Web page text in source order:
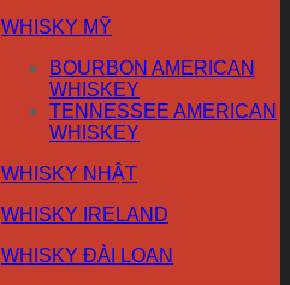
WHISKY MỸ
BOURBON AMERICAN
WHISKEY
TENNESSEE AMERICAN
WHISKEY
WHISKY NHẬT
WHISKY IRELAND
WHISKY ĐÀI LOAN